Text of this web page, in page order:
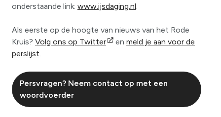
onderstaande link: www.ijsdaging.nl.
Als eerste op de hoogte van nieuws van het Rode
Kruis? Volg ons op Twitter en meld je aan voor de
perslijst.
Persvragen? Neem contact op met een
woordvoerder